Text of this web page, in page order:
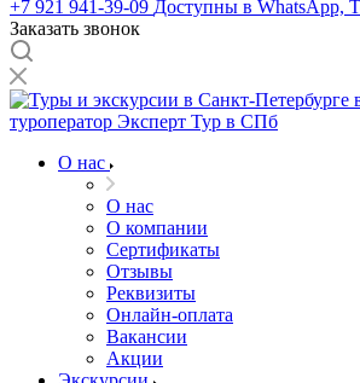
+7 921 941-39-09 Доступны в WhatsApp,
Заказать звонок
О нас
О нас
О компании
Сертификаты
Отзывы
Реквизиты
Онлайн-оплата
Вакансии
Акции